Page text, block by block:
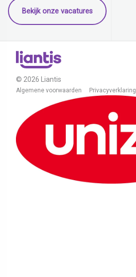
Bekijk onze vacatures
© 2026 Liantis
Algemene voorwaarden Privacyverklaring